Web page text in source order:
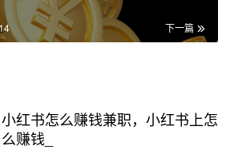
下一篇
小红书怎么赚钱兼职，小红书上怎
么赚钱_